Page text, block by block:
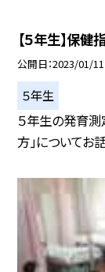
【５年生】保健
公開日 2023/01/11
５年生
５年生の発育測
方」についてお